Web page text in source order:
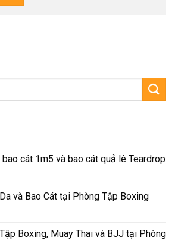
cát 1m5 và bao cát quả lê Teardrop
và Bao Cát tại Phòng Tập Boxing
Boxing, Muay Thai và BJJ tại Phòng